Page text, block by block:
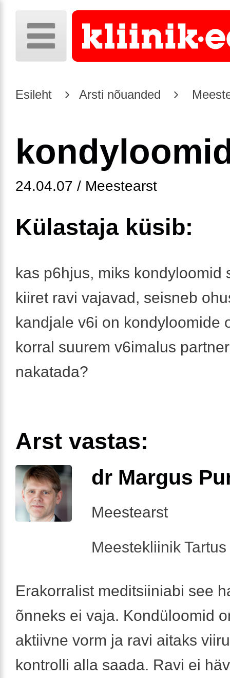
Esileht Arsti nõuanded
24.04.07 / Meestearst
Külastaja küsib:
kas p6hjus, miks kondyloomid
kiiret ravi vajavad, seisneb
kandjale v6i on kondyloomide
korral suurem v6imalus
nakatada?
Arst vastas:
dr Margus
Meestearst
Meestekliinik
Erakorralist meditsiiniabi see
õnneks ei vaja. Kondüloomid
aktiivne vorm ja ravi aitaks
kontrolli alla saada. Ravi ei